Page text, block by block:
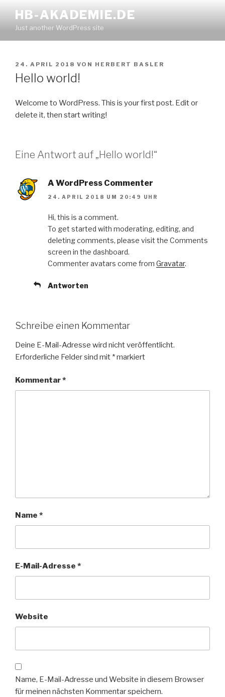
Inhalt
springen
HB-AKADEMIE.DE
Just another WordPress site
VERÖFFENTLICHT
AM
24. APRIL 2018 VON HERBERT BASLER
Hello world!
Welcome to WordPress. This is your first post. Edit or
delete it, then start writing!
Eine Antwort auf „Hello world!“
A WordPress Commenter
24. APRIL 2018 UM 20:49 UHR
Hi, this is a comment.
To get started with moderating, editing, and
deleting comments, please visit the Comments
screen in the dashboard.
Commenter avatars come from Gravatar.
Antworten
Schreibe einen Kommentar
Deine E-Mail-Adresse wird nicht veröffentlicht.
Erforderliche Felder sind mit *markiert
Kommentar*
Name *
E-Mail-Adresse *
Website
Name, E-Mail-Adresse und Website in diesem Browser
für meinen nächsten Kommentar speichern.